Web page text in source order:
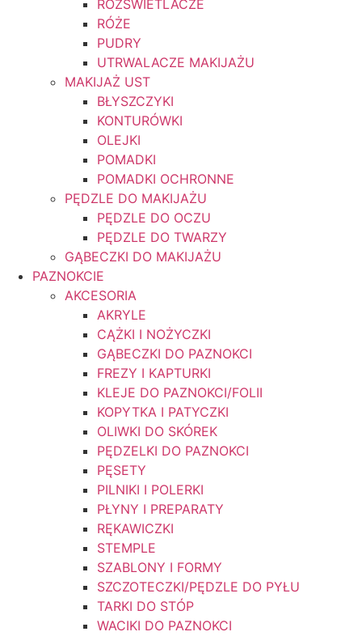
ROZŚWIETLACZE
RÓŻE
PUDRY
UTRWALACZE MAKIJAŻU
MAKIJAŻ UST
BŁYSZCZYKI
KONTURÓWKI
OLEJKI
POMADKI
POMADKI OCHRONNE
PĘDZLE DO MAKIJAŻU
PĘDZLE DO OCZU
PĘDZLE DO TWARZY
GĄBECZKI DO MAKIJAŻU
PAZNOKCIE
AKCESORIA
AKRYLE
CĄŻKI I NOŻYCZKI
GĄBECZKI DO PAZNOKCI
FREZY I KAPTURKI
KLEJE DO PAZNOKCI/FOLII
KOPYTKA I PATYCZKI
OLIWKI DO SKÓREK
PĘDZELKI DO PAZNOKCI
PĘSETY
PILNIKI I POLERKI
PŁYNY I PREPARATY
RĘKAWICZKI
STEMPLE
SZABLONY I FORMY
SZCZOTECZKI/PĘDZLE DO PYŁU
TARKI DO STÓP
WACIKI DO PAZNOKCI